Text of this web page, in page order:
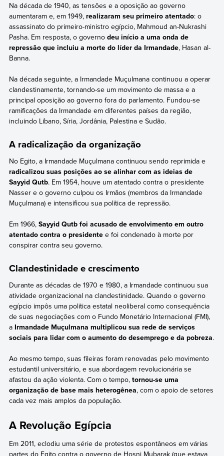
Na década de 1940, as tensões e a oposição ao governo
aumentaram e, em 1949,realizaram seu primeiro atentado: o
assassinato do primeiro-ministro egípcio, Mahmoud an-Nukrashi
Pasha. Em resposta, o governo deu início a uma onda de
repressão que incluiu a morte do líder da Irmandade, Hasan al-
Banna.
Na década seguinte, a Irmandade Muçulmana continuou a operar
clandestinamente, tornando-se um movimento de massa e a
principal oposição ao governo fora do parlamento. Fundou-se
ramificações da Irmandade em diferentes países da região,
incluindo Líbano, Síria, Jordânia, Palestina e Sudão.
A radicalização da organização
No Egito, a Irmandade Muçulmana continuou sendo reprimida e
radicalizou suas posições ao se alinhar com as ideias de
Sayyid Qutb. Em 1954, houve um atentado contra o presidente
Nasser e o governo culpou os Irmãos (membros da Irmandade
Muçulmana) e intensificou sua política de repressão.
Em 1966, Sayyid Qutb foi acusado de envolvimento em outro
atentado contra o presidentee foi condenado à morte por
conspirar contra seu governo.
Clandestinidade e crescimento
Durante as décadas de 1970 e 1980, a Irmandade continuou sua
atividade organizacional na clandestinidade. Quando o governo
egípcio impôs uma política estatal neoliberal como consequência
de suas negociações com o Fundo Monetário Internacional (FMI),
a Irmandade Muçulmana multiplicou sua rede de serviços
sociais para lidar com o aumento do desemprego e da pobreza.
Ao mesmo tempo, suas fileiras foram renovadas pelo movimento
estudantil universitário, e sua abordagem revolucionária se
afastou da ação violenta. Com o tempo, tornou-se uma
organização de base mais heterogênea, com o apoio de setores
cada vez mais amplos da população.
A Revolução Egípcia
Em 2011, eclodiu uma série de protestos espontâneos em várias